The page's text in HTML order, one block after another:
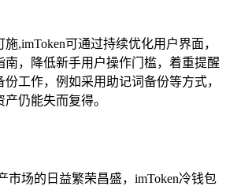
,imToken可通过持续优化用户界面，
南，降低新手用户操作门槛，着重提醒
工作，例如采用助记词备份等方式，
仍能失而复得。
市场的日益繁荣昌盛，imToken冷钱包